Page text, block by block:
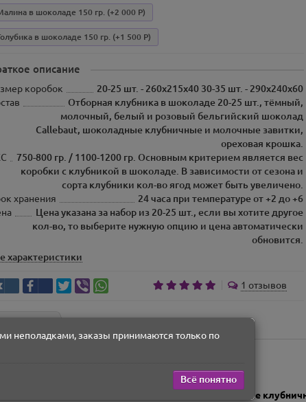
в шоколаде 150 гр. (+2 000 Р)
в шоколаде 150 гр. (+1 500 Р)
описание
коробок
20-25 шт. - 260х215х40 30-35 шт. - 290х240х60
Отборная клубника в шоколаде 20-25 шт., тёмный,
молочный, белый и розовый бельгийский шоколад
Callebaut, шоколадные клубничные и молочные завитки,
ореховая крошка.
750-800 гр. / 1100-1200 гр. Основным критерием является вес
коробки с клубникой в шоколаде. В зависимости от сезона и
сорта клубники кол-во ягод может быть увеличено.
хранения
24 часа при температуре от +2 до +6
Цена указана за набор из 20-25 шт., если вы хотите другое
кол-во, то выберите нужную опцию и цена автоматически
обновится.
характеристики
1 отзывов
нужную опцию и цена автоматически обновится.
бельгийский шоколад Callebaut, шоколадные
неполадками, заказы принимаются только по
Всё понятно